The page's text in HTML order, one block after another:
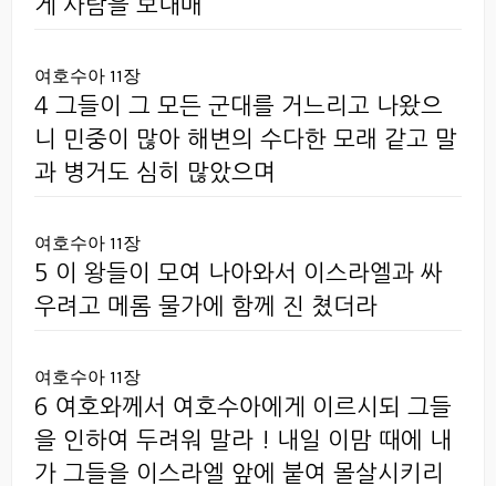
게 사람을 보내매
여호수아 11장
4 그들이 그 모든 군대를 거느리고 나왔으
니 민중이 많아 해변의 수다한 모래 같고 말
과 병거도 심히 많았으며
여호수아 11장
5 이 왕들이 모여 나아와서 이스라엘과 싸
우려고 메롬 물가에 함께 진 쳤더라
여호수아 11장
6 여호와께서 여호수아에게 이르시되 그들
을 인하여 두려워 말라 ! 내일 이맘 때에 내
가 그들을 이스라엘 앞에 붙여 몰살시키리